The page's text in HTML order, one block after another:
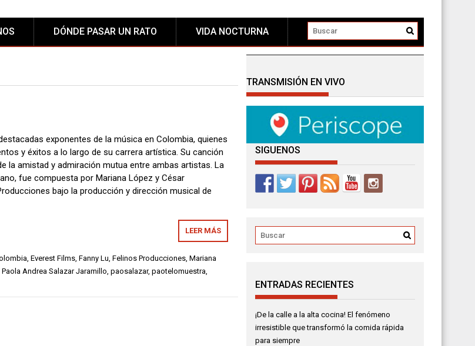
DÓNDE PASAR UN RATO VIDA NOCTURNA
exponentes de la música en Colombia, quienes
y éxitos a lo largo de su carrera artística. Su canción
la amistad y admiración mutua entre ambas artistas. La
fue compuesta por Mariana López y César
bajo la producción y dirección musical de
LEER MÁS
, Everest Films, Fanny Lu, Felinos Producciones, Mariana
Paola Andrea Salazar Jaramillo, paosalazar, paotelomuestra,
TRANSMISIÓN EN VIVO
SIGUENOS
ENTRADAS RECIENTES
¡De la calle a la alta cocina! El fenómeno
irresistible que transformó la comida rápida
para siempre